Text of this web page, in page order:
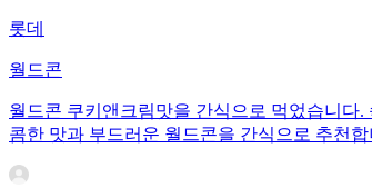
롯데
월드콘
월드콘 쿠키앤크림맛을 간식으로 먹었습니다
콤한 맛과 부드러운 월드콘을 간식으로 추천합